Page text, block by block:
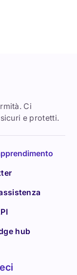
Ci
e protetti.
hub